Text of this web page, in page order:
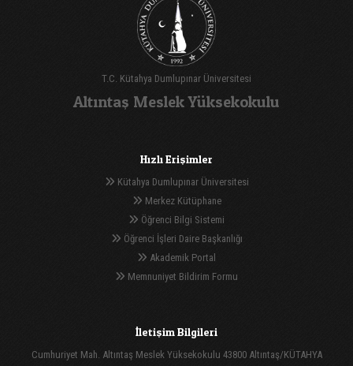
T.C. Kütahya Dumlupınar Üniversitesi
Altıntaş Meslek Yüksekokulu
Hızlı Erişimler
Kütahya Dumlupınar Üniversitesi
Merkez Kütüphane
Öğrenci Bilgi Sistemi
Öğrenci İşleri Daire Başkanlığı
Akademik Portal
Memnuniyet Bildirim Formu
İletişim Bilgileri
Cumhuriyet Mah. Altıntaş Meslek Yüksekokulu 43800 Altıntaş/KÜTAHYA